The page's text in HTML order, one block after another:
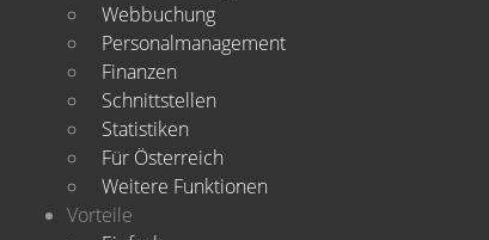
Webbuchung
Personalmanagement
Finanzen
Schnittstellen
Statistiken
Für Österreich
Weitere Funktionen
Vorteile